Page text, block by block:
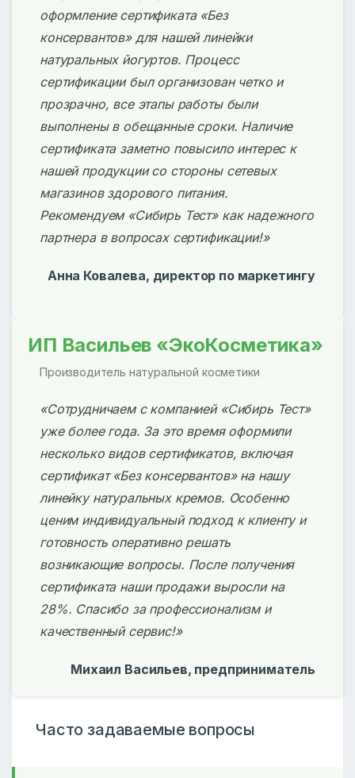
оформление сертификата «Без
консервантов» для нашей линейки
натуральных йогуртов. Процесс
сертификации был организован четко и
прозрачно, все этапы работы были
выполнены в обещанные сроки. Наличие
сертификата заметно повысило интерес к
нашей продукции со стороны сетевых
магазинов здорового питания.
Рекомендуем «Сибирь Тест» как надежного
партнера в вопросах сертификации!»
Анна Ковалева, директор по маркетингу
ИП Васильев «ЭкоКосметика»
Производитель натуральной косметики
«Сотрудничаем с компанией «Сибирь Тест»
уже более года. За это время оформили
несколько видов сертификатов, включая
сертификат «Без консервантов» на нашу
линейку натуральных кремов. Особенно
ценим индивидуальный подход к клиенту и
готовность оперативно решать
возникающие вопросы. После получения
сертификата наши продажи выросли на
28%. Спасибо за профессионализм и
качественный сервис!»
Михаил Васильев, предприниматель
Часто задаваемые вопросы